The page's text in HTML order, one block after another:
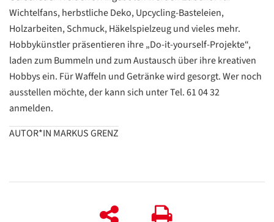
Wichtelfans, herbstliche Deko, Upcycling-Basteleien,
Holzarbeiten, Schmuck, Häkelspielzeug und vieles mehr.
Hobbykünstler präsentieren ihre „Do-it-yourself-Projekte“,
laden zum Bummeln und zum Austausch über ihre kreativen
Hobbys ein. Für Waffeln und Getränke wird gesorgt. Wer noch
ausstellen möchte, der kann sich unter Tel. 61 04 32
anmelden.
AUTOR*IN MARKUS GRENZ
Datenschutzerklärung
ZURÜCK
Datenschutzerklärung
ZURÜCK